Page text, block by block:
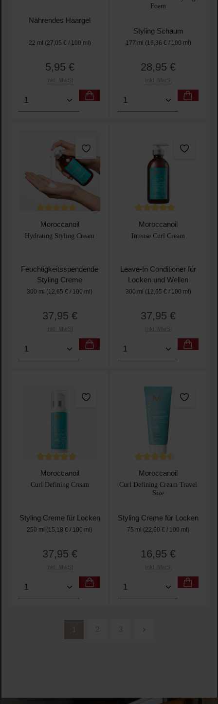
Nährendes Haargel
22 ml (27,05 € / 100 ml)
Regulärer Preis:
5,95 €
Inkl. MwSt
Produkt Anzahl: Gib den gewünschten Wert ein
Foam
Styling Schaum
177 ml (16,36 € / 100 ml)
Regulärer Preis:
28,95 €
Inkl. MwSt
Produkt Anzahl: Gib
Moroccanoil
Hydrating Styling Cream
Feuchtigkeitsspendende
Styling Creme
300 ml (12,65 € / 100 ml)
Regulärer Preis:
37,95 €
Inkl. MwSt
Produkt Anzahl: Gib den gewünschten Wert ein
Moroccanoil
Intense Curl Cream
Leave-In Conditioner für
Locken und Wellen
300 ml (12,65 € / 100 ml)
Regulärer Preis:
37,95 €
Inkl. MwSt
Produkt Anzahl: Gib
Moroccanoil
Curl Defining Cream
Styling Creme für Locken
250 ml (15,18 € / 100 ml)
Regulärer Preis:
37,95 €
Inkl. MwSt
Produkt Anzahl: Gib den gewünschten Wert ein
Moroccanoil
Curl Defining Cream Travel
Size
Styling Creme für Locken
75 ml (22,60 € / 100 ml)
Regulärer Preis:
16,95 €
Inkl. MwSt
Produkt Anzahl: Gib
Seite
1
Seite
2
Seite
3